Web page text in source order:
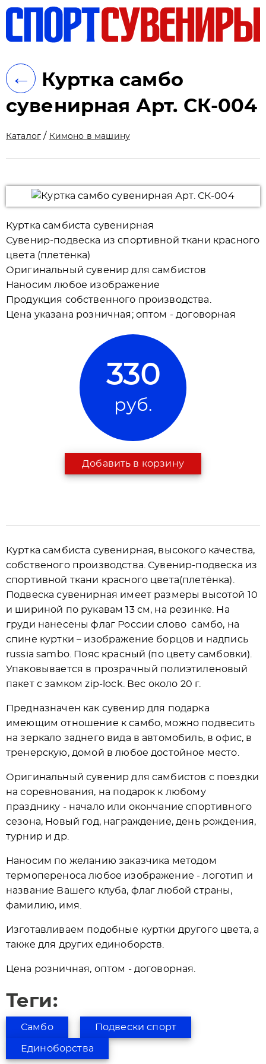
←
Куртка самбо
сувенирная Арт. СК-004
Каталог / Кимоно в машину
Куртка самбиста сувенирная
Сувенир-подвеска из спортивной ткани красного
цвета (плетёнка)
Оригинальный сувенир для самбистов
Наносим любое изображение
Продукция собственного производства.
Цена указана розничная; оптом - договорная
330
руб.
Добавить в корзину
Куртка самбиста сувенирная, высокого качества,
собственого производства. Сувенир-подвеска из
спортивной ткани красного цвета(плетёнка).
Подвеска сувенирная имеет размеры высотой 10
и шириной по рукавам 13 см, на резинке. На
груди нанесены флаг России слово самбо, на
спине куртки – изображение борцов и надпись
russia sambo. Пояс красный (по цвету самбовки).
Упаковывается в прозрачный полиэтиленовый
пакет с замком zip-lock. Вес около 20 г.
Предназначен как сувенир для подарка
имеющим отношение к самбо, можно подвесить
на зеркало заднего вида в автомобиль, в офис, в
тренерскую, домой в любое достойное место.
Оригинальный сувенир для самбистов с поездки
на соревнования, на подарок к любому
празднику - начало или окончание спортивного
сезона, Новый год, награждение, день рождения,
турнир и др.
Наносим по желанию заказчика методом
термопереноса любое изображение - логотип и
название Вашего клуба, флаг любой страны,
фамилию, имя.
Изготавливаем подобные куртки другого цвета, а
также для других единоборств.
Цена розничная, оптом - договорная.
Теги:
Самбо Подвески спорт
Единоборства